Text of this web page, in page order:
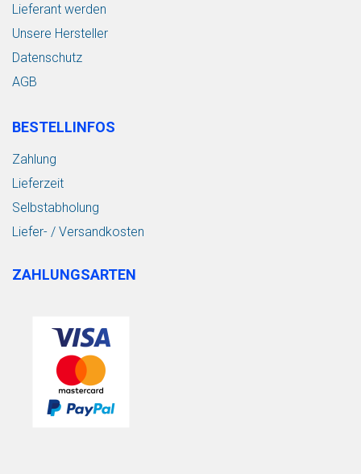
Lieferant werden
Unsere Hersteller
Datenschutz
AGB
BESTELLINFOS
Zahlung
Lieferzeit
Selbstabholung
Liefer- / Versandkosten
ZAHLUNGSARTEN